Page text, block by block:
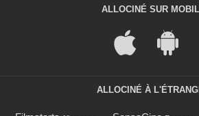
ALLOCINÉ SUR
ALLOCINÉ À